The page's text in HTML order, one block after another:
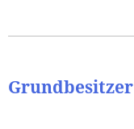
Grundbesitzer